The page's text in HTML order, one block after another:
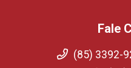
Fale
(85) 3392-